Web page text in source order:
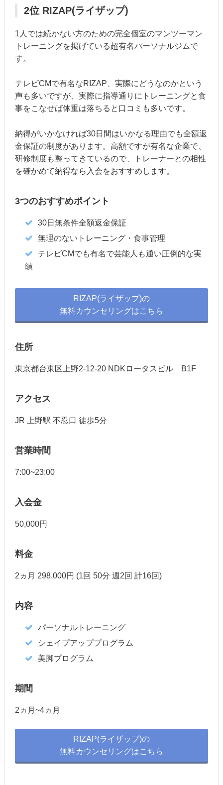
2位 RIZAP(ライザップ)
1人では続かない方のための完全個室のマンツーマン
トレーニングを掲げている超有名パーソナルジムで
す。
テレビCMで有名なRIZAP、実際にどうなのかという
声も多いですが、実際に指導通りにトレーニングと食
事をこなせば体重は落ちると口コミも多いです。
納得がいかなければ30日間はいかなる理由でも全額返
金保証の制度があります。高額ですが有名な企業で、
研修制度も整ってきているので、トレーナーとの相性
を確かめて納得なら入会をおすすめします。
3つのおすすめポイント
30日無条件全額返金保証
無理のないトレーニング・食事管理
テレビCMでも有名で芸能人も通い圧倒的な実
績
RIZAP(ライザップ)の
無料カウンセリングはこちら
住所
東京都台東区上野2-12-20 NDKロータスビル B1F
アクセス
JR 上野駅 不忍口 徒歩5分
営業時間
7:00~23:00
入会金
50,000円
料金
2ヵ月 298,000円 (1回 50分 週2回 計16回)
内容
パーソナルトレーニング
シェイプアッププログラム
美脚プログラム
期間
2ヵ月~4ヵ月
RIZAP(ライザップ)の
無料カウンセリングはこちら